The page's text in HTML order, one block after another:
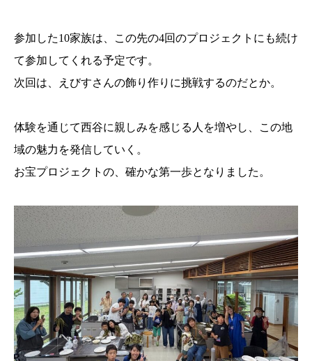
参加した10家族は、この先の4回のプロジェクトにも続け
て参加してくれる予定です。
次回は、えびすさんの飾り作りに挑戦するのだとか。
体験を通じて西谷に親しみを感じる人を増やし、この地
域の魅力を発信していく。
お宝プロジェクトの、確かな第一歩となりました。